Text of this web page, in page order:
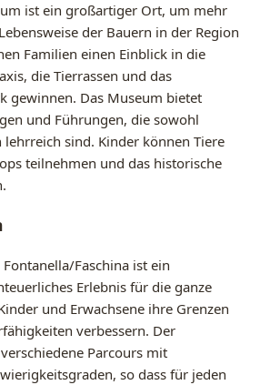
ist ein großartiger Ort, um mehr
der Bauern in der Region
Familien einen Einblick in die
die Tierrassen und das
gewinnen. Das Museum bietet
und Führungen, die sowohl
sind. Kinder können Tiere
teilnehmen und das historische
Faschina ist ein
Erlebnis für die ganze
und Erwachsene ihre Grenzen
verbessern. Der
Parcours mit
so dass für jeden